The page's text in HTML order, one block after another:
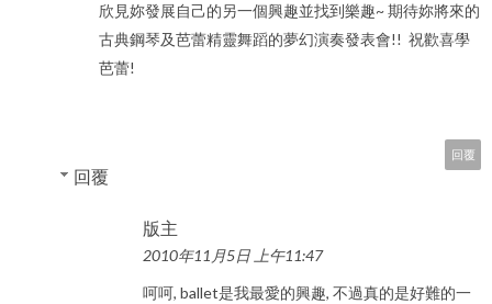
欣見妳發展自己的另一個興趣並找到樂趣~ 期待妳將來的
古典鋼琴及芭蕾精靈舞蹈的夢幻演奏發表會!! 祝歡喜學
芭蕾!
回覆
回覆
版主
2010年11月5日 上午11:47
呵呵, ballet是我最愛的興趣, 不過真的是好難的一